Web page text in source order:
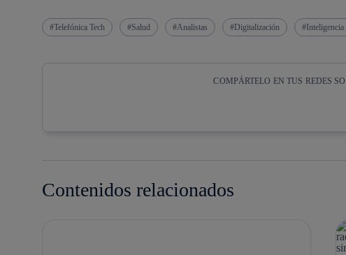
Telefónica Tech Salud Analistas Digitalización
COMPÁRTELO EN TUS REDES
Contenidos relacionados